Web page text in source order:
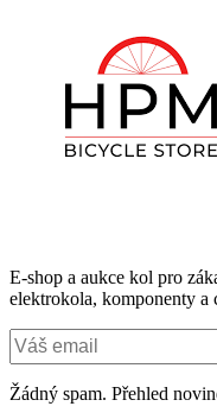
E-shop a aukce kol pro
elektrokola, komponenty
Žádný spam. Přehled